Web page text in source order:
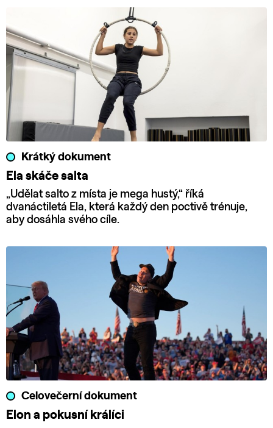
Krátký dokument
Ela skáče salta
„Udělat salto z místa je mega hustý,“ říká
dvanáctiletá Ela, která každý den poctivě trénuje,
aby dosáhla svého cíle.
Celovečerní dokument
Elon a pokusní králíci